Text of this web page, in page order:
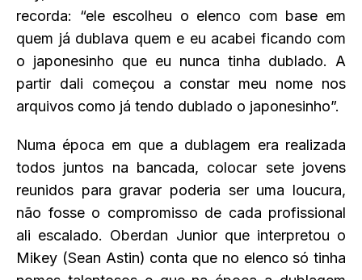
recorda: “ele escolheu o elenco com base em
quem já dublava quem e eu acabei ficando com
o japonesinho que eu nunca tinha dublado. A
partir dali começou a constar meu nome nos
arquivos como já tendo dublado o japonesinho”.
Numa época em que a dublagem era realizada
todos juntos na bancada, colocar sete jovens
reunidos para gravar poderia ser uma loucura,
não fosse o compromisso de cada profissional
ali escalado. Oberdan Junior que interpretou o
Mikey (Sean Astin) conta que no elenco só tinha